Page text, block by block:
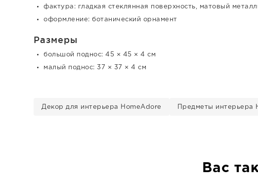
фактура: гладкая стеклянная поверхность, матовый
оформление: ботанический орнамент
Размеры
большой поднос: 45 × 45 × 4 см
малый поднос: 37 × 37 × 4 см
Декор для интерьера HomeAdore Предметы интерьера
Вас